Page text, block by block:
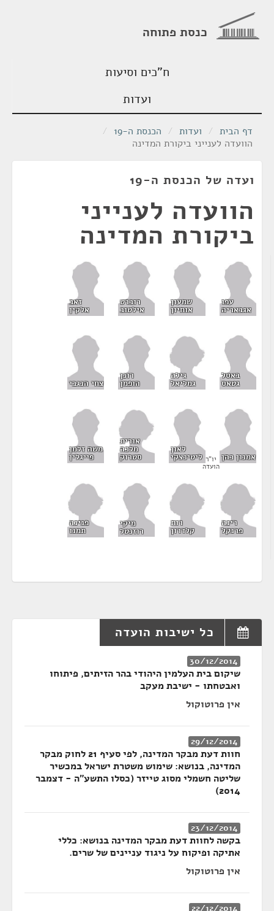
כנסת פתוחה
ח"כים וסיעות
ועדות
דף הבית / ועדות / הכנסת ה-19
/
הוועדה לענייני ביקורת המדינה
ועדה של הכנסת ה-19
הוועדה לענייני
ביקורת המדינה
עפו
אגבאריה
שמעון
אוחיון
רוברט
אילטוב
זאב
אלקין
באסל
גטאס
גילה
גמליאל
רונן
הופמן צחי הנגבי
אמנון כהן יו"ר
הועדה
לאון
ליטינצקי
אורית
מלכה
סטרוק
משה זלמן
פייגלין
רינה
פרנקל
רות
קלדרון
מיקי
רוזנטל
פנינה
תמנו
כל ישיבות הועדה
30/12/2014
שיקום בית העלמין היהודי בהר הזיתים, פיתוחו
ואבטחתו - ישיבת מעקב
אין פרוטוקול
29/12/2014
חוות דעת מבקר המדינה, לפי סעיף 21 לחוק מבקר
המדינה, בנושא: שימוש משטרת ישראל במכשיר
שליטה חשמלי מסוג טייזר (כסלו התשע"ה - דצמבר
2014)
23/12/2014
בקשה לחוות דעת מבקר המדינה בנושא: כללי
אתיקה ופיקוח על ניגוד עניינים של שרים.
אין פרוטוקול
22/12/2014